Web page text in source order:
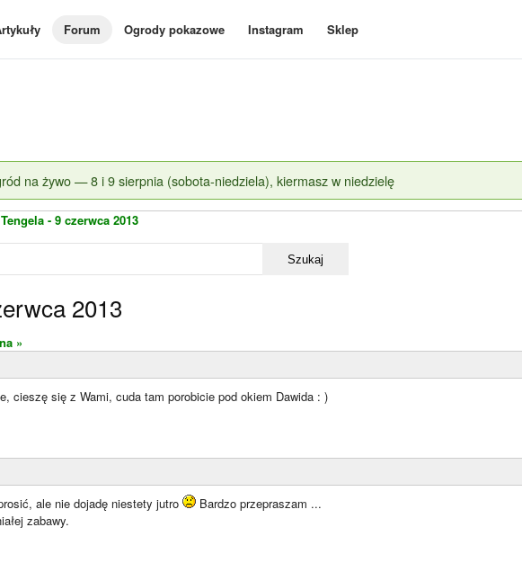
Forum Ogrody pokazowe Instagram Sklep
na żywo — 8 i 9 sierpnia (sobota-niedziela), kiermasz w niedzielę
- 9 czerwca 2013
Szukaj
2013
»
cieszę się z Wami, cuda tam porobicie pod okiem Dawida : )
ale nie dojadę niestety jutro
Bardzo przepraszam ...
zabawy.